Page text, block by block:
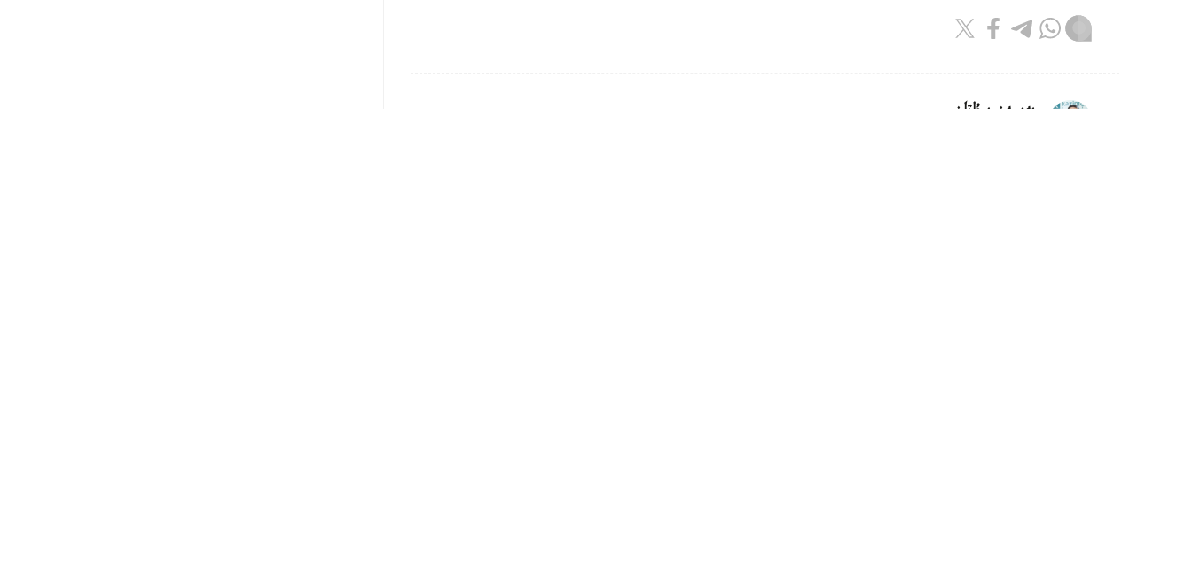
بەيسەن سۇلتان